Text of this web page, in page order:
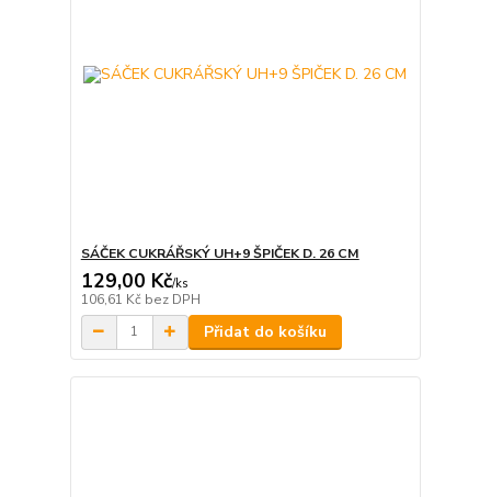
SÁČEK CUKRÁŘSKÝ UH+9 ŠPIČEK D. 26 CM
129,00 Kč/ks
106,61 Kč bez DPH
Přidat do košíku